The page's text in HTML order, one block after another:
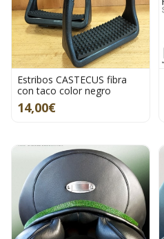
Estribos CASTECUS fibra
con taco color negro
14,00€